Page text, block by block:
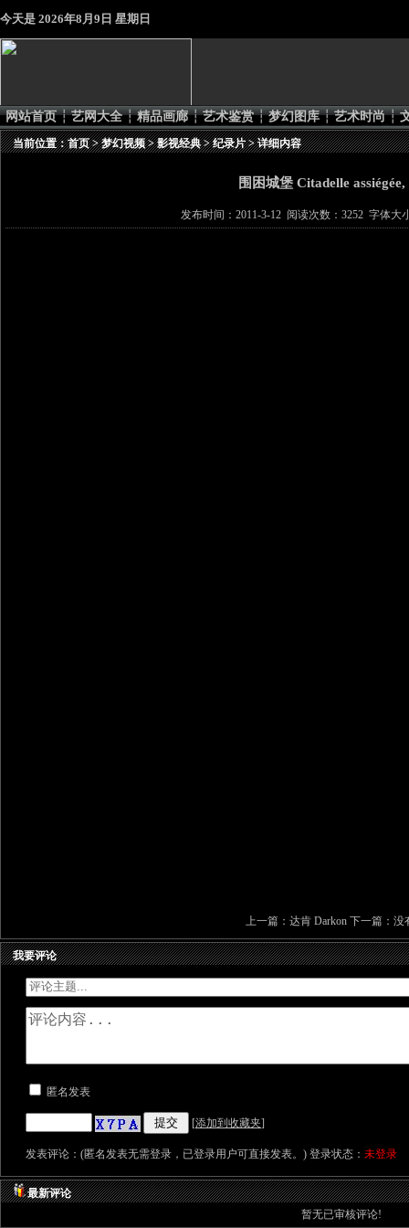
今天是 2026年8月9日 星期日
网站首页 ┆ 艺网大全 ┆ 精品画廊 ┆ 艺术鉴赏 ┆ 梦幻图库 ┆ 艺术时尚 ┆
当前位置：首页>梦幻视频>影视经典>纪录片> 详细内容
围困城堡 Citadelle
发布时间：2011-3-12 阅读次数：3252 字体大
上一篇： 达肯 Darkon下一篇：没
我要评论
匿名发表
[添加到收藏夹]
发表评论：(匿名发表无需登录，已登录用户可直接发表。) 登录状态： 未登录
最新评论
暂无已审核评论!